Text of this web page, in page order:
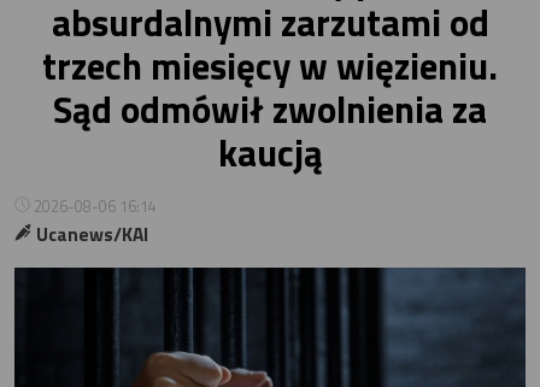
absurdalnymi zarzutami od
trzech miesięcy w więzieniu.
Sąd odmówił zwolnienia za
kaucją
2026-08-06 16:14
Ucanews/KAI